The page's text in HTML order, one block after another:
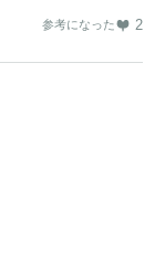
参考になった 2